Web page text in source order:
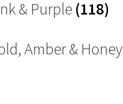
& Purple(118)
Amber & Honey